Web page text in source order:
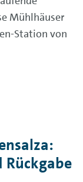
Mühlhäuser
Station von